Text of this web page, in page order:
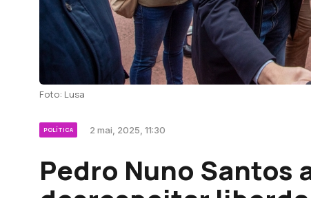
Foto: Lusa
POLÍTICA 2 mai, 2025, 11:30
Pedro Nuno Santos